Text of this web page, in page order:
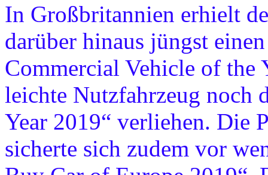
In Großbritannien erhielt
darüber hinaus jüngst
Commercial Vehicle of the
leichte Nutzfahrzeug noch
Year 2019“ verliehen. Die
sicherte sich zudem vor